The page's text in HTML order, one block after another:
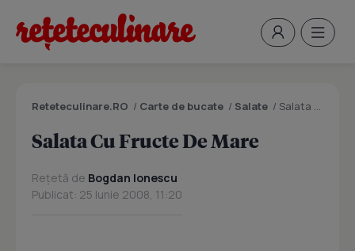
Reteteculinare.RO / Carte de bucate / Salate / Salata Cu Fructe De Mare
Salata Cu Fructe De Mare
Rețetă de Bogdan Ionescu
Publicat: 25 Iunie 2008, 11:20